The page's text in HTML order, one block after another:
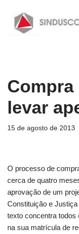
Pular
Compra
levar
15 de agosto de 2013
O processo de
cerca de quatro
aprovação de um
Constituição e
texto concentra
na sua matrícula de